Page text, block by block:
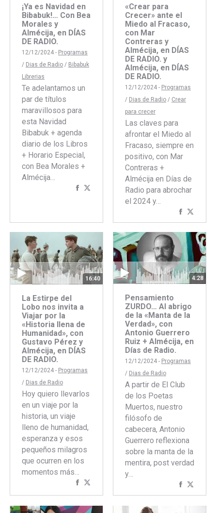
¡Ya es Navidad en
Bibabuk!… Con Bea
Morales y
Almécija, en DÍAS
DE RADIO.
12/12/2024 - Programas
/ Dias de Radio / Bibabuk
Librerias
Te adelantamos un
par de títulos
maravillosos para
esta Navidad
Bibabuk + agenda
diario de los Libros
+ Horario Especial,
con Bea Morales +
Almécija…
Compartir
«Crear para
Crecer» ante el
Miedo al Fracaso,
con Mar
Contreras y
Almécija, en DÍAS
DE RADIO. y
Almécija, en DÍAS
DE RADIO.
12/12/2024 - Programas
/ Dias de Radio / Crear
para crecer
Las claves para
afrontar el Miedo al
Fracaso, siempre en
positivo, con Mar
Contreras +
Almécija en Días de
Radio para abrochar
el 2024 y…
Compartir
concon
16:40
La Estirpe del
Lobo nos invita a
Viajar por la
«Historia llena de
Humanidad», con
Gustavo Pérez y
Almécija, en DÍAS
DE RADIO.
12/12/2024 - Programas
/ Dias de Radio
Hoy quiero llevarlos
en un viaje por la
historia, un viaje
lleno de humanidad,
esperanza y esos
pequeños milagros
que ocurren en los
momentos más…
Compartir
con
Facebook
con
Twitter
4:28
Pensamiento
ZURDO… Al abrigo
de la «Manta de la
Verdad», con
Antonio Guerrero
Ruiz + Almécija, en
Días de Radio.
12/12/2024 - Programas
/ Dias de Radio
A partir de El Club
de los Poetas
Muertos, nuestro
filósofo de
cabecera, Antonio
Guerrero reflexiona
sobre la manta de la
mentira, post verdad
y…
Compartir
concon